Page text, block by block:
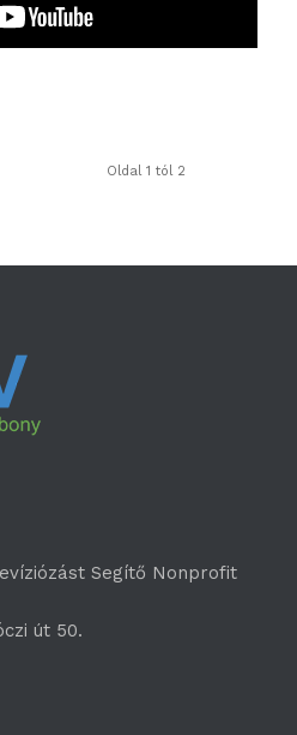
Oldal 1 tól 2
Segítő Nonprofit
út 50.